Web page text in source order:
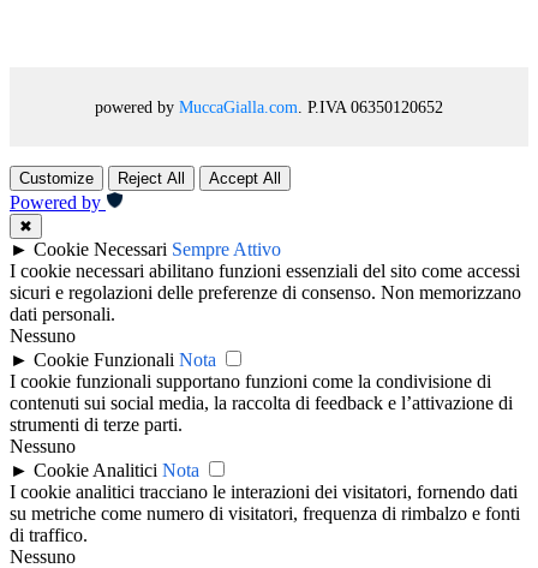
powered by MuccaGialla.com . P.IVA 06350120652
Customize Reject All Accept All
Powered by
✖
► Cookie Necessari Sempre Attivo
I cookie necessari abilitano funzioni essenziali del sito come accessi
sicuri e regolazioni delle preferenze di consenso. Non memorizzano
dati personali.
Nessuno
► Cookie Funzionali Nota
I cookie funzionali supportano funzioni come la condivisione di
contenuti sui social media, la raccolta di feedback e l’attivazione di
strumenti di terze parti.
Nessuno
► Cookie Analitici Nota
I cookie analitici tracciano le interazioni dei visitatori, fornendo dati
su metriche come numero di visitatori, frequenza di rimbalzo e fonti
di traffico.
Nessuno